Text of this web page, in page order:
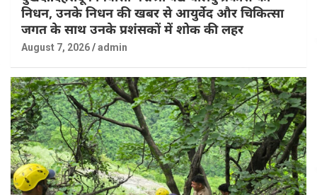
निधन, उनके निधन की खबर से आयुर्वेद और चिकित्सा
जगत के साथ उनके प्रशंसकों में शोक की लहर
August 7, 2026 admin